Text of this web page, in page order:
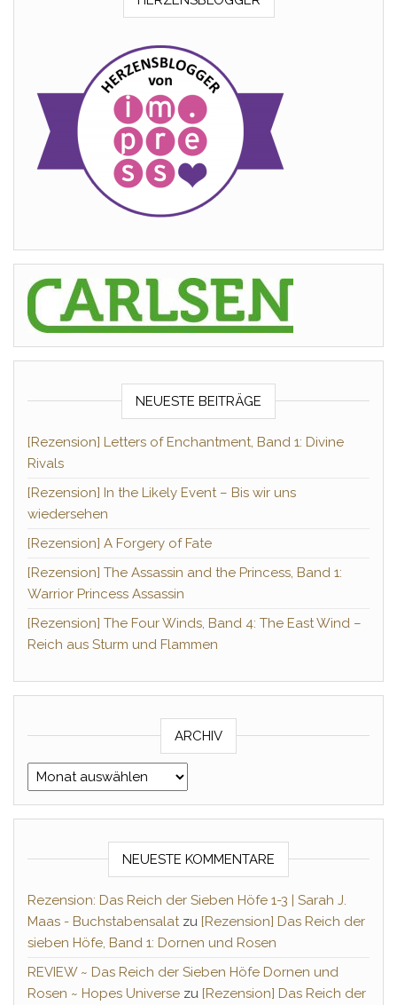
NEUESTE BEITRÄGE
[Rezension] Letters of Enchantment, Band 1: Divine
Rivals
[Rezension] In the Likely Event – Bis wir uns
wiedersehen
[Rezension] A Forgery of Fate
[Rezension] The Assassin and the Princess, Band 1:
Warrior Princess Assassin
[Rezension] The Four Winds, Band 4: The East Wind –
Reich aus Sturm und Flammen
ARCHIV
Archiv
NEUESTE KOMMENTARE
Rezension: Das Reich der Sieben Höfe 1-3 | Sarah J.
Maas - Buchstabensalatzu [Rezension] Das Reich der
sieben Höfe, Band 1: Dornen und Rosen
REVIEW ~ Das Reich der Sieben Höfe Dornen und
Rosen ~ Hopes Universe zu [Rezension] Das Reich der